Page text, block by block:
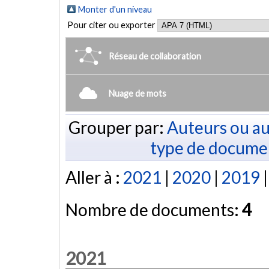
Monter d'un niveau
Pour citer ou exporter
Réseau de collaboration
Nuage de mots
Grouper par: Auteurs ou
type de
Aller à : 2021 | 2020 | 2019
Nombre de documents: 4
2021